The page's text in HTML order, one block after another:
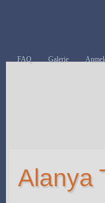
FAQ Galerie
Alanya